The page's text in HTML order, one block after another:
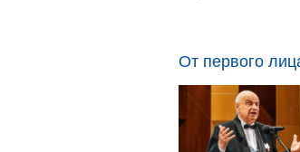
От первого